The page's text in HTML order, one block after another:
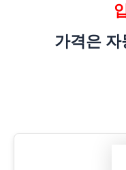
가격은